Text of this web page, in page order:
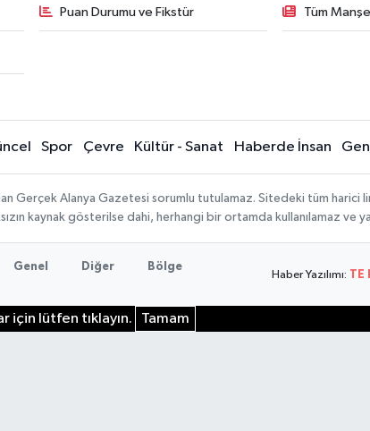
Puan Durumu ve Fikstür Tüm
Spor Çevre Kültür - Sanat Haberde İnsan
Gerçek Alanya Gazetesi sorumlu tutulamaz. Sitedeki tüm harici
kaynak gösterilse dahi, herhangi bir ortamda kullanılamaz ve
Genel Diğer Bölge
Haber Yazılımı: TE
için lütfen tıklayın. Tamam